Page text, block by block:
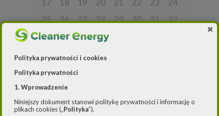
17 18 19 20 21 22 23
24
25
26 27 28 29 30 31
32
33
34 35 36
42 43 44
49
50 51
57
58
65
66 67 68 69 70 71
72
Polityka prywatności i cookies
Polityka prywatności
1. Wprowadzenie
Niniejszy dokument stanowi politykę prywatności i informację o
plikach cookies („Polityka”).